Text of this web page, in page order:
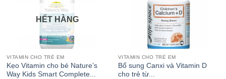
HẾT HÀNG
VITAMIN CHO TRẺ EM
Kẹo Vitamin cho bé Nature’s
Way Kids Smart Complete...
VITAMIN CHO TRẺ EM
Bổ sung Canxi và Vitamin D
cho trẻ từ...